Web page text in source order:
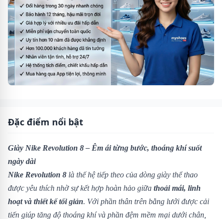
Đặc điểm nổi bật
Giày Nike Revolution 8 – Êm ái từng bước, thoáng khí suốt
ngày dài
Nike Revolution 8 là thế hệ tiếp theo của dòng giày thể thao
được yêu thích nhờ sự kết hợp hoàn hảo giữa thoải mái, linh
hoạt và thiết kế tối giản. Với phần thân trên bằng lưới được cải
tiến giúp tăng độ thoáng khí và phần đệm mềm mại dưới chân,